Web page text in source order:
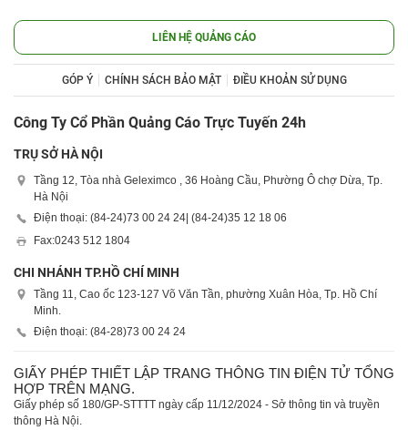
LIÊN HỆ QUẢNG CÁO
GÓP Ý CHÍNH SÁCH BẢO MẬT ĐIỀU KHOẢN SỬ DỤNG
Công Ty Cổ Phần Quảng Cáo Trực Tuyến 24h
TRỤ SỞ HÀ NỘI
Tầng 12, Tòa nhà Geleximco , 36 Hoàng Cầu, Phường Ô chợ Dừa, Tp.
Hà Nội
Điện thoại: (84-24)73 00 24 24 | (84-24)35 12 18 06
Fax:0243 512 1804
CHI NHÁNH TP.HỒ CHÍ MINH
Tầng 11, Cao ốc 123-127 Võ Văn Tần, phường Xuân Hòa, Tp. Hồ Chí
Minh.
Điện thoại: (84-28)73 00 24 24
GIẤY PHÉP THIẾT LẬP TRANG THÔNG TIN ĐIỆN TỬ TỔNG
HỢP TRÊN MẠNG.
Giấy phép số 180/GP-STTTT ngày cấp 11/12/2024 - Sở thông tin và truyền
thông Hà Nội.